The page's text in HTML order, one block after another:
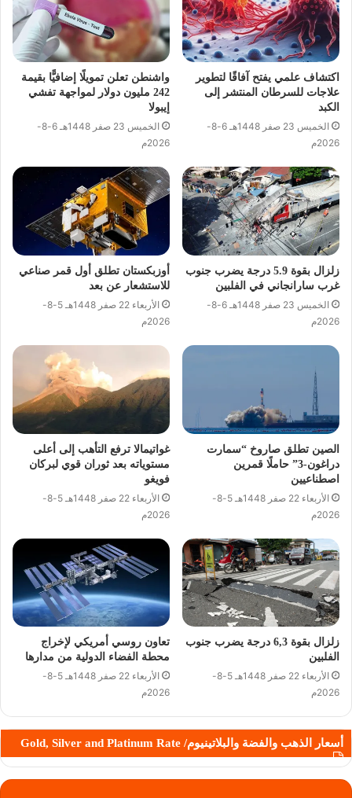
اكتشاف علمي يفتح آفاقًا لتطوير
علاجات للسرطان المنتشر إلى
الكبد
الخميس 23 صفر 1448هـ 6-8-
2026م
واشنطن تعلن تمويلًا إضافيًّا بقيمة
242 مليون دولار لمواجهة تفشي
إيبولا
الخميس 23 صفر 1448هـ 6-8-
2026م
زلزال بقوة 5.9 درجة يضرب جنوب
غرب سارانجاني في الفلبين
الخميس 23 صفر 1448هـ 6-8-
2026م
أوزبكستان تطلق أول قمر صناعي
للاستشعار عن بعد
الأربعاء 22 صفر 1448هـ 5-8-
2026م
الصين تطلق صاروخ “سمارت
دراغون-3” حاملًا قمرين
اصطناعيين
الأربعاء 22 صفر 1448هـ 5-8-
2026م
غواتيمالا ترفع التأهب إلى أعلى
مستوياته بعد ثوران قوي لبركان
فويغو
الأربعاء 22 صفر 1448هـ 5-8-
2026م
زلزال بقوة 6,3 درجة يضرب جنوب
الفلبين
الأربعاء 22 صفر 1448هـ 5-8-
2026م
تعاون روسي أمريكي لإخراج
محطة الفضاء الدولية من مدارها
الأربعاء 22 صفر 1448هـ 5-8-
2026م
أسعار الذهب والفضة والبلاتينيوم/ Gold, Silver and Platinum Rate